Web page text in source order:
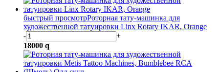
быстрый просмотрРоторная тату-машинка для
художественной татуировки Linx Rotary IKAR, Orange
-
+
18000 q